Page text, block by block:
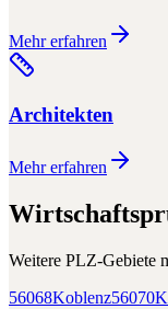
Mehr erfahren
Architekten
Mehr erfahren
Weitere PLZ-Gebiete
56068Koblenz56070